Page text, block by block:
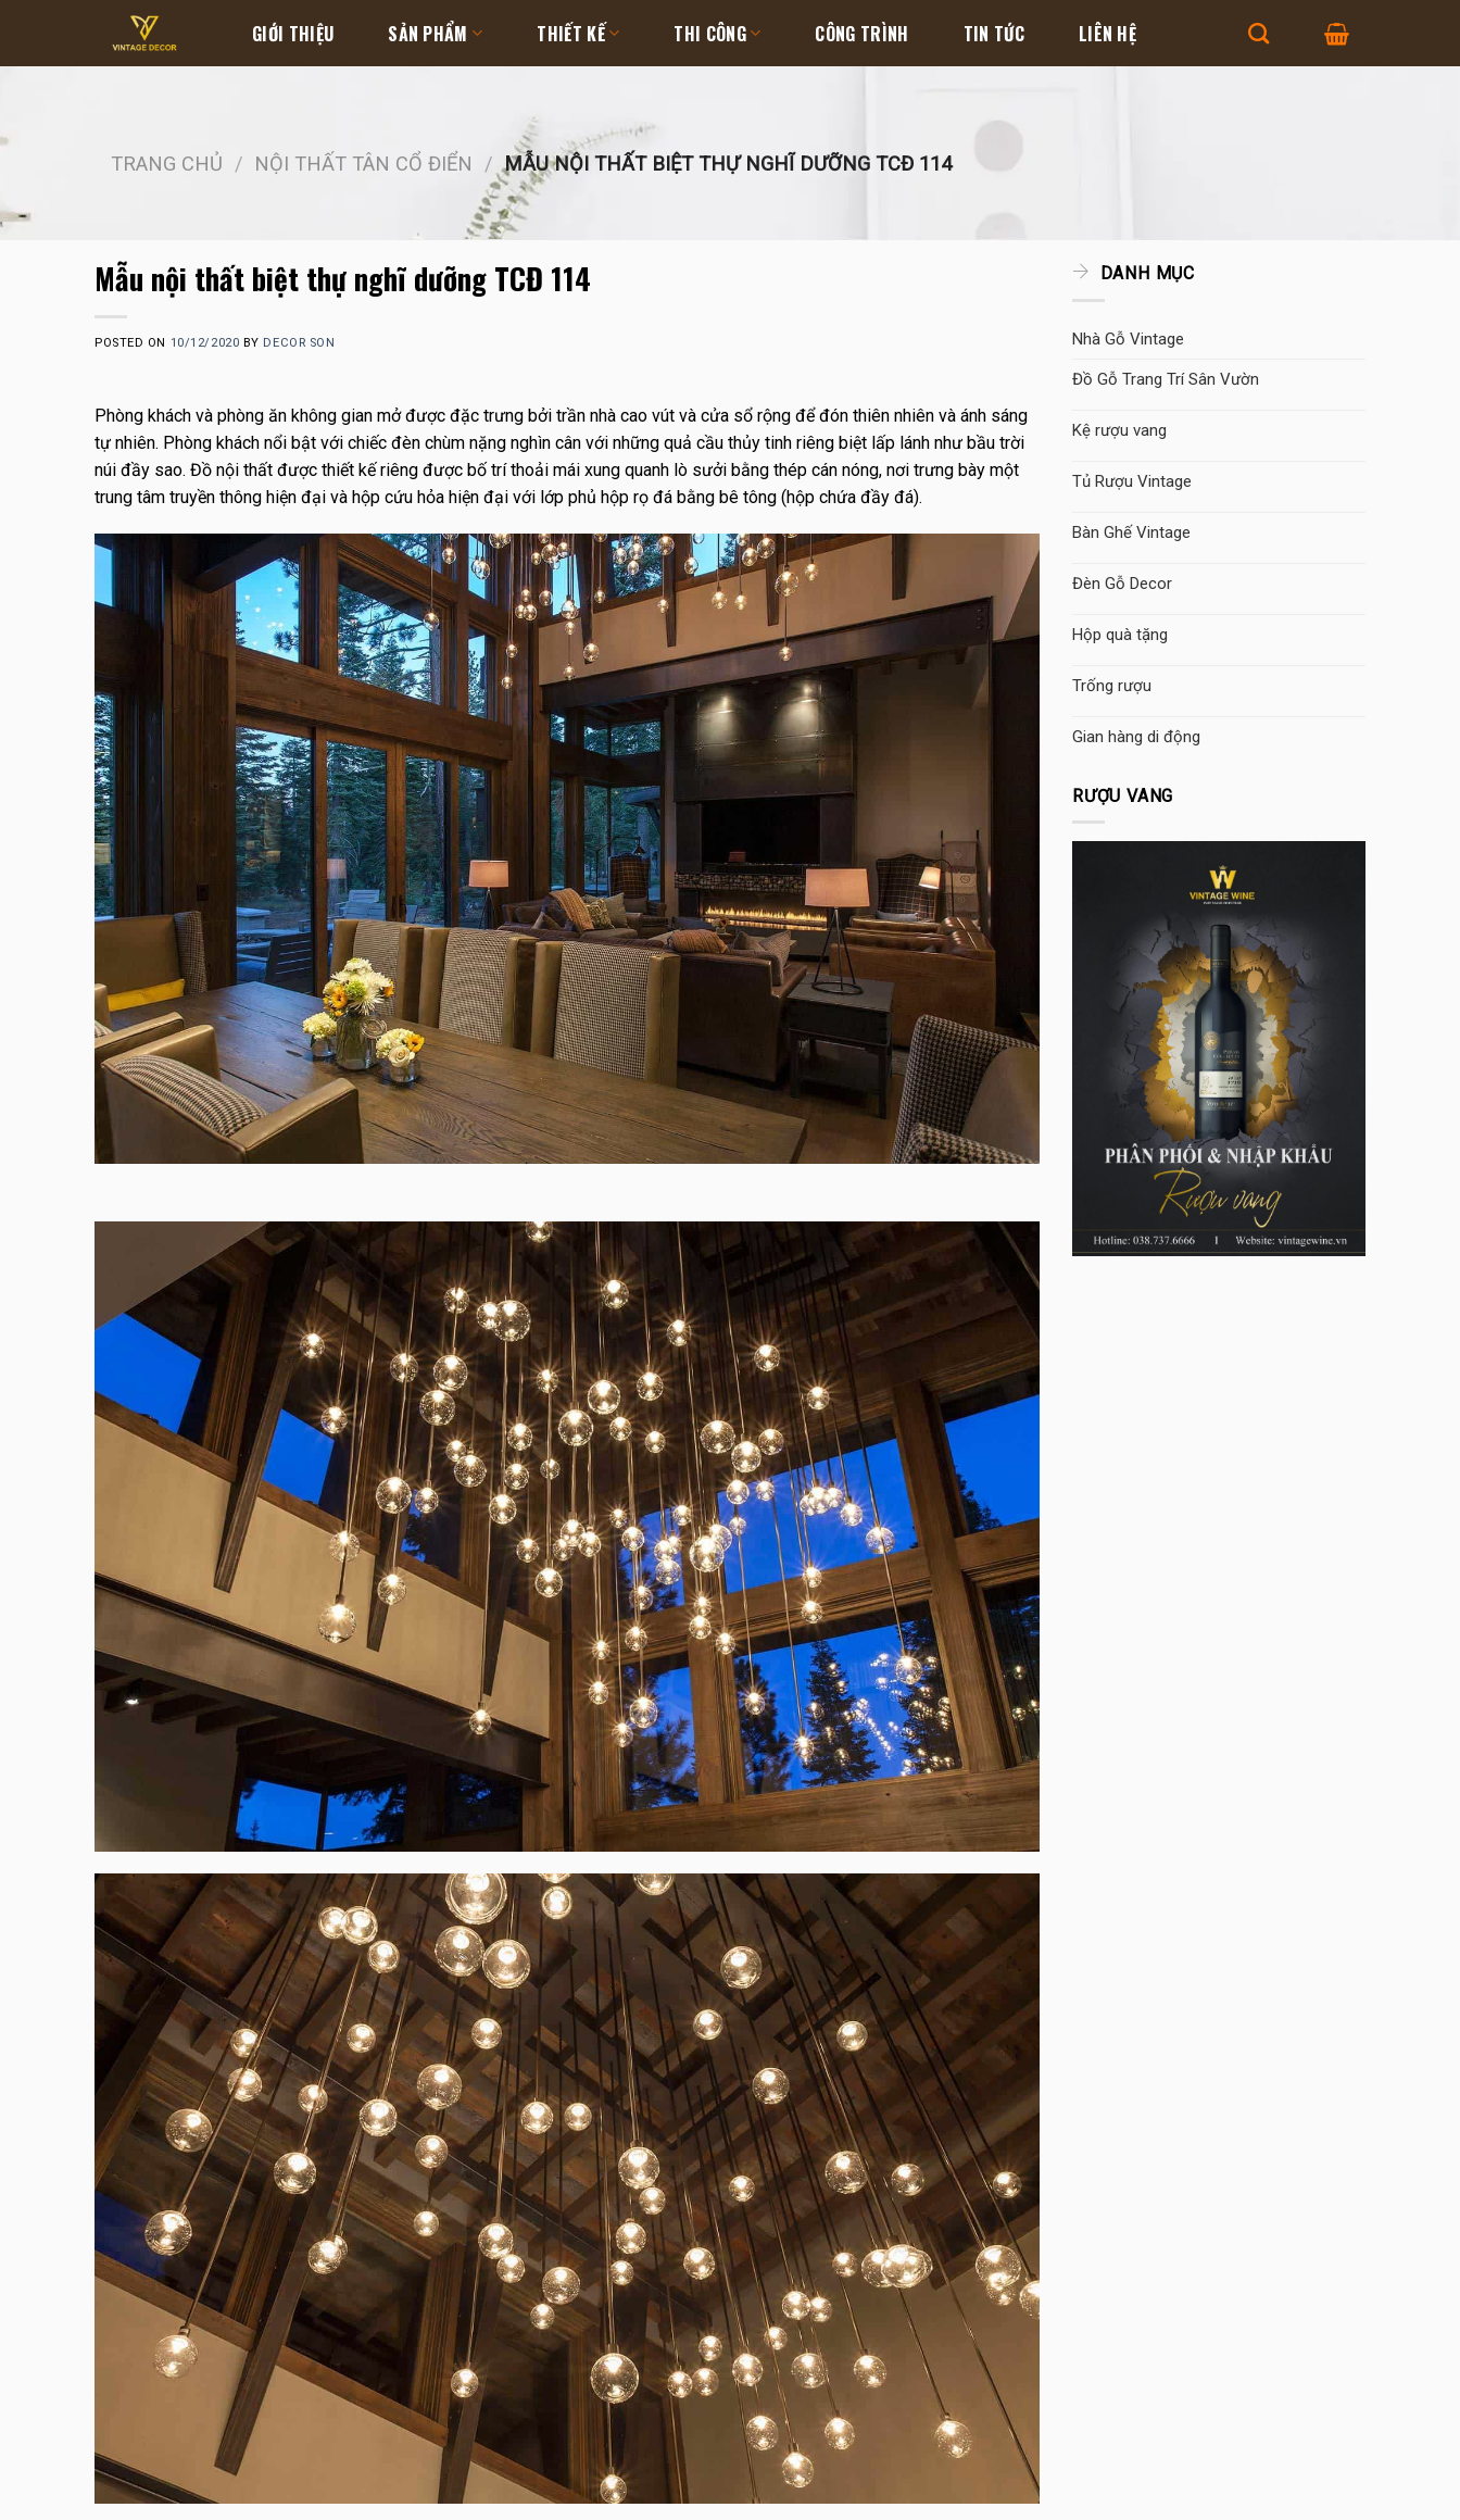
content
GIỚI THIỆU SẢN PHẨM THIẾT KẾ THI CÔNG CÔNG TRÌNH TIN TỨC LIÊN HỆ
TRANG CHỦ / NỘI THẤT TÂN CỔ ĐIỂN / MẪU NỘI THẤT BIỆT THỰ NGHĨ DƯỠNG TCĐ 114
Mẫu nội thất biệt thự nghĩ dưỡng TCĐ 114
POSTED ON 10/12/2020 BY DECOR SON
Phòng khách và phòng ăn không gian mở được đặc trưng bởi trần nhà cao vút và cửa sổ rộng để đón thiên nhiên và ánh sáng
tự nhiên. Phòng khách nổi bật với chiếc đèn chùm nặng nghìn cân với những quả cầu thủy tinh riêng biệt lấp lánh như bầu trời
núi đầy sao. Đồ nội thất được thiết kế riêng được bố trí thoải mái xung quanh lò sưởi bằng thép cán nóng, nơi trưng bày một
trung tâm truyền thông hiện đại và hộp cứu hỏa hiện đại với lớp phủ hộp rọ đá bằng bê tông (hộp chứa đầy đá).
DANH MỤC
Nhà Gỗ Vintage
Đồ Gỗ Trang Trí Sân Vườn
Kệ rượu vang
Tủ Rượu Vintage
Bàn Ghế Vintage
Đèn Gỗ Decor
Hộp quà tặng
Trống rượu
Gian hàng di động
RƯỢU VANG